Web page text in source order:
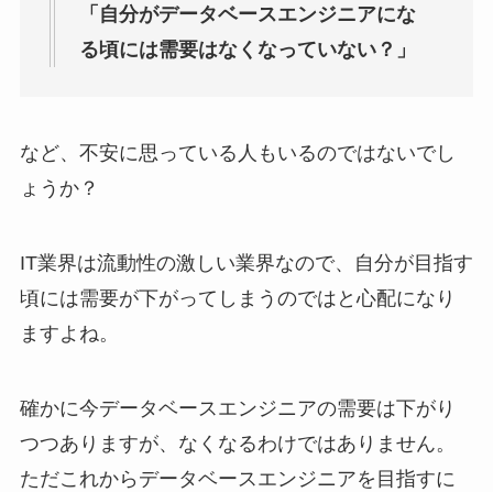
「自分がデータベースエンジニアにな
る頃には需要はなくなっていない？」
など、不安に思っている人もいるのではないでし
ょうか？
IT業界は流動性の激しい業界なので、自分が目指す
頃には需要が下がってしまうのではと心配になり
ますよね。
確かに今データベースエンジニアの需要は下がり
つつありますが、なくなるわけではありません。
ただこれからデータベースエンジニアを目指すに